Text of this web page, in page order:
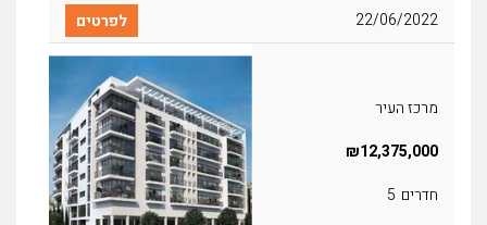
22/06/2022
מרכז העיר
₪12,375,000
חדרים 5